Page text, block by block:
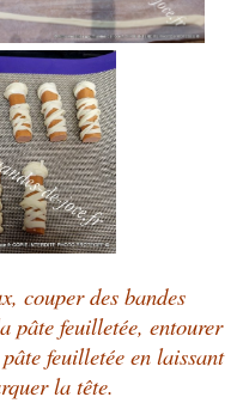
couper des bandes
pâte feuilletée, entourer
feuilletée en laissant
la tête.